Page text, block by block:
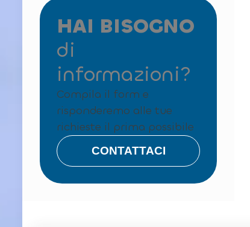
HAI BISOGNO
di
informazioni?
Compila il form e
risponderemo alle tue
richieste il prima possibile
CONTATTACI